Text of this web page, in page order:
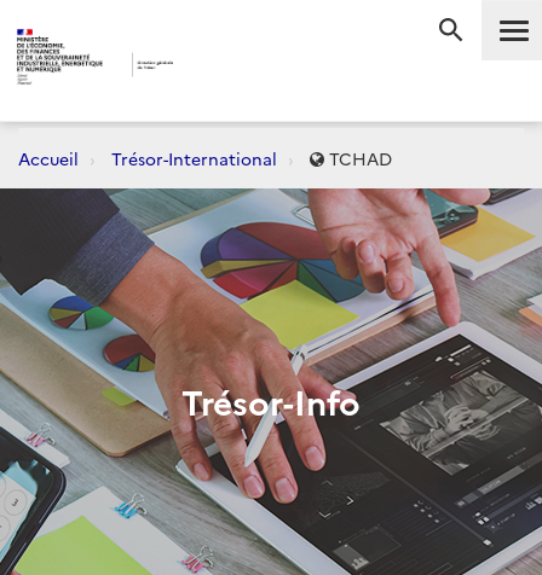
Accueil Trésor-International TCHAD
Trésor-Info